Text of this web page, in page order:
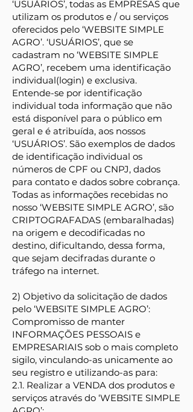
‘USUÁRIOS’, todas as EMPRESAS que
utilizam os produtos e / ou serviços
oferecidos pelo ‘WEBSITE SIMPLE
AGRO’. ‘USUÁRIOS’, que se
cadastram no ‘WEBSITE SIMPLE
AGRO’, recebem uma identificação
individual(login) e exclusiva.
Entende-se por identificação
individual toda informação que não
está disponível para o público em
geral e é atribuída, aos nossos
‘USUÁRIOS’. São exemplos de dados
de identificação individual os
números de CPF ou CNPJ, dados
para contato e dados sobre cobrança.
Todas as informações recebidas no
nosso ‘WEBSITE SIMPLE AGRO’, são
CRIPTOGRAFADAS (embaralhadas)
na origem e decodificadas no
destino, dificultando, dessa forma,
que sejam decifradas durante o
tráfego na internet.
2) Objetivo da solicitação de dados
pelo ‘WEBSITE SIMPLE AGRO’:
Compromisso de manter
INFORMAÇÕES PESSOAIS e
EMPRESARIAIS sob o mais completo
sigilo, vinculando-as unicamente ao
seu registro e utilizando-as para:
2.1. Realizar a VENDA dos produtos e
serviços através do ‘WEBSITE SIMPLE